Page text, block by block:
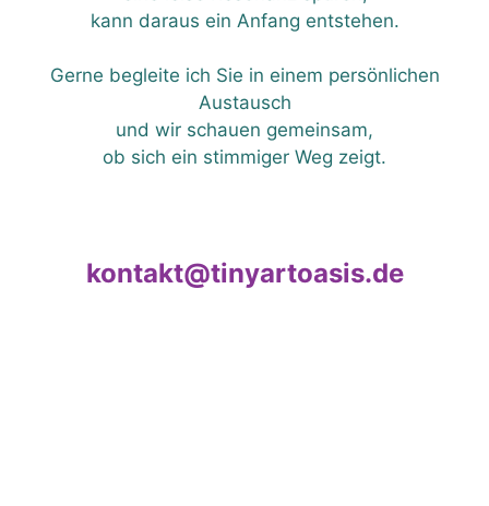
kann daraus ein Anfang entstehen.
Gerne begleite ich Sie in einem persönlichen
Austausch
und wir schauen gemeinsam,
ob sich ein stimmiger Weg zeigt.
kontakt@tinyartoasis.de